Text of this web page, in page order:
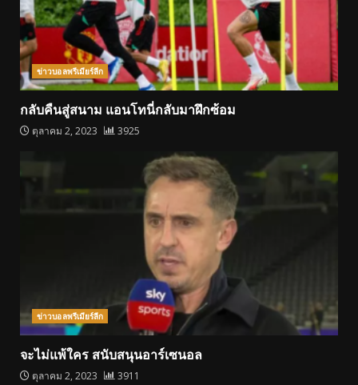
ข่าวบอลพรีเมียร์ลีก
กลับคืนสู่สนาม แอนโทนี่กลับมาฝึกซ้อม
ตุลาคม 2, 2023 3925
ข่าวบอลพรีเมียร์ลีก
จะไม่แพ้ใคร สนับสนุนอาร์เซนอล
ตุลาคม 2, 2023 3911